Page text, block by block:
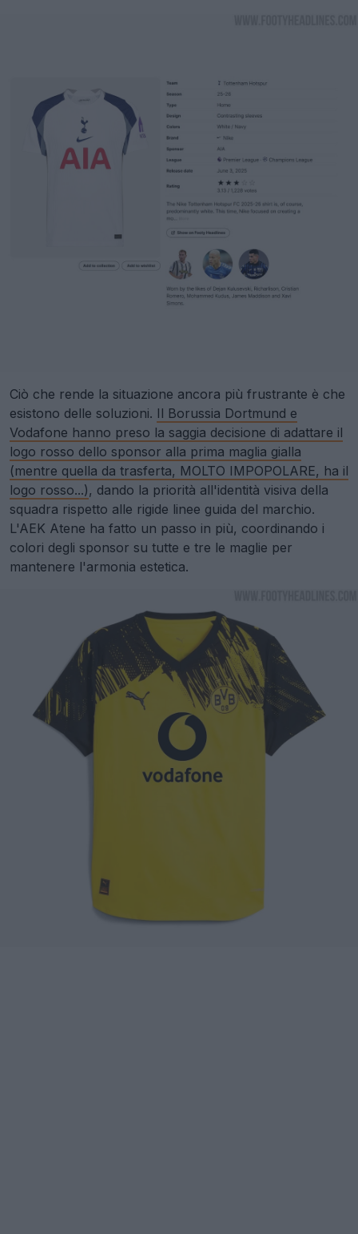
Ciò che rende la situazione ancora più frustrante è che
esistono delle soluzioni. Il Borussia Dortmund e
Vodafone hanno preso la saggia decisione di adattare il
logo rosso dello sponsor alla prima maglia gialla
(mentre quella da trasferta, MOLTO IMPOPOLARE, ha il
logo rosso...), dando la priorità all'identità visiva della
squadra rispetto alle rigide linee guida del marchio.
L'AEK Atene ha fatto un passo in più, coordinando i
colori degli sponsor su tutte e tre le maglie per
mantenere l'armonia estetica.